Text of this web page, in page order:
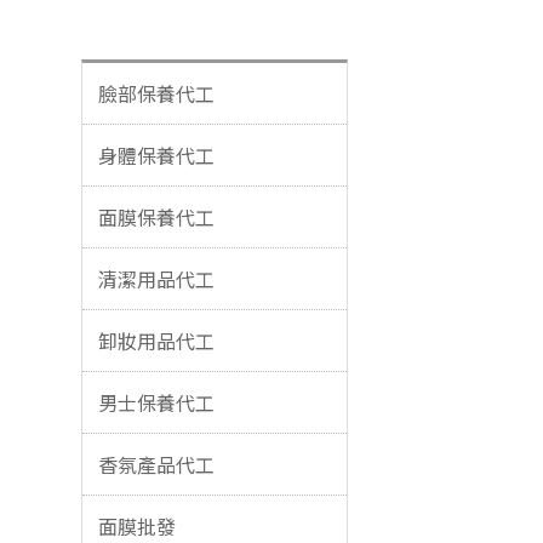
臉部保養代工
身體保養代工
面膜保養代工
清潔用品代工
卸妝用品代工
男士保養代工
香氛產品代工
面膜批發